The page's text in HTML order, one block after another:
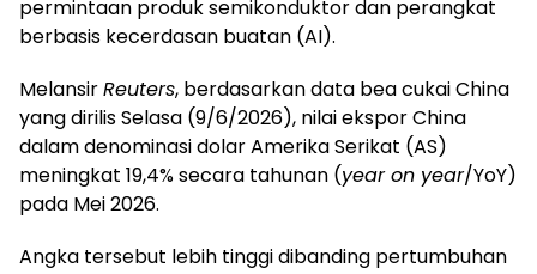
permintaan produk semikonduktor dan perangkat
berbasis kecerdasan buatan (AI).
MelansirReuters, berdasarkan data bea cukai China
yang dirilis Selasa (9/6/2026), nilai ekspor China
dalam denominasi dolar Amerika Serikat (AS)
meningkat 19,4% secara tahunan (year on year/YoY)
pada Mei 2026.
Angka tersebut lebih tinggi dibanding pertumbuhan